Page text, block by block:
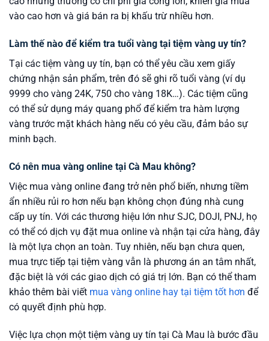
vào cao hơn và giá bán ra bị khấu trừ nhiều hơn.
Làm thế nào để kiểm tra tuổi vàng tại tiệm vàng uy tín?
Tại các tiệm vàng uy tín, bạn có thể yêu cầu xem giấy
chứng nhận sản phẩm, trên đó sẽ ghi rõ tuổi vàng (ví dụ
9999 cho vàng 24K, 750 cho vàng 18K…). Các tiệm cũng
có thể sử dụng máy quang phổ để kiểm tra hàm lượng
vàng trước mặt khách hàng nếu có yêu cầu, đảm bảo sự
minh bạch.
Có nên mua vàng online tại Cà Mau không?
Việc mua vàng online đang trở nên phổ biến, nhưng tiềm
ẩn nhiều rủi ro hơn nếu bạn không chọn đúng nhà cung
cấp uy tín. Với các thương hiệu lớn như SJC, DOJI, PNJ, họ
có thể có dịch vụ đặt mua online và nhận tại cửa hàng, đây
là một lựa chọn an toàn. Tuy nhiên, nếu bạn chưa quen,
mua trực tiếp tại tiệm vàng vẫn là phương án an tâm nhất,
đặc biệt là với các giao dịch có giá trị lớn. Bạn có thể tham
khảo thêm bài viết mua vàng online hay tại tiệm tốt hơn để
có quyết định phù hợp.
Việc lựa chọn một tiệm vàng uy tín tại Cà Mau là bước đầu